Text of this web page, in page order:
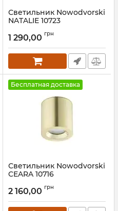
Светильник Nowodvorski
NATALIE 10723
1 290,00 грн
Бесплатная доставка
Светильник Nowodvorski
CEARA 10716
2 160,00 грн